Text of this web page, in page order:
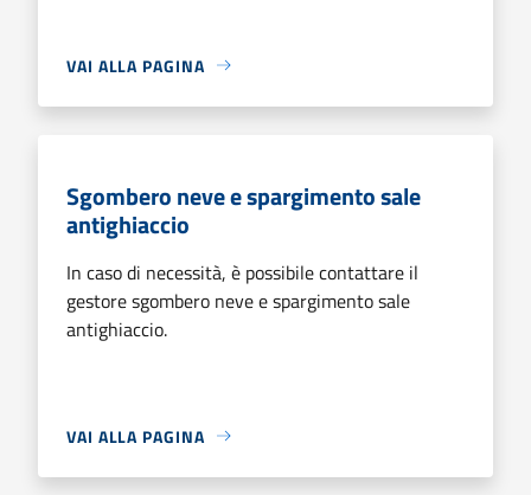
VAI ALLA PAGINA
Sgombero neve e spargimento sale
antighiaccio
In caso di necessità, è possibile contattare il
gestore sgombero neve e spargimento sale
antighiaccio.
VAI ALLA PAGINA